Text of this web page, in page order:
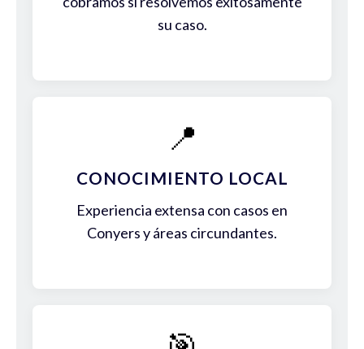
su caso.
📍
CONOCIMIENTO LOCAL
Experiencia extensa con casos en
Conyers y áreas circundantes.